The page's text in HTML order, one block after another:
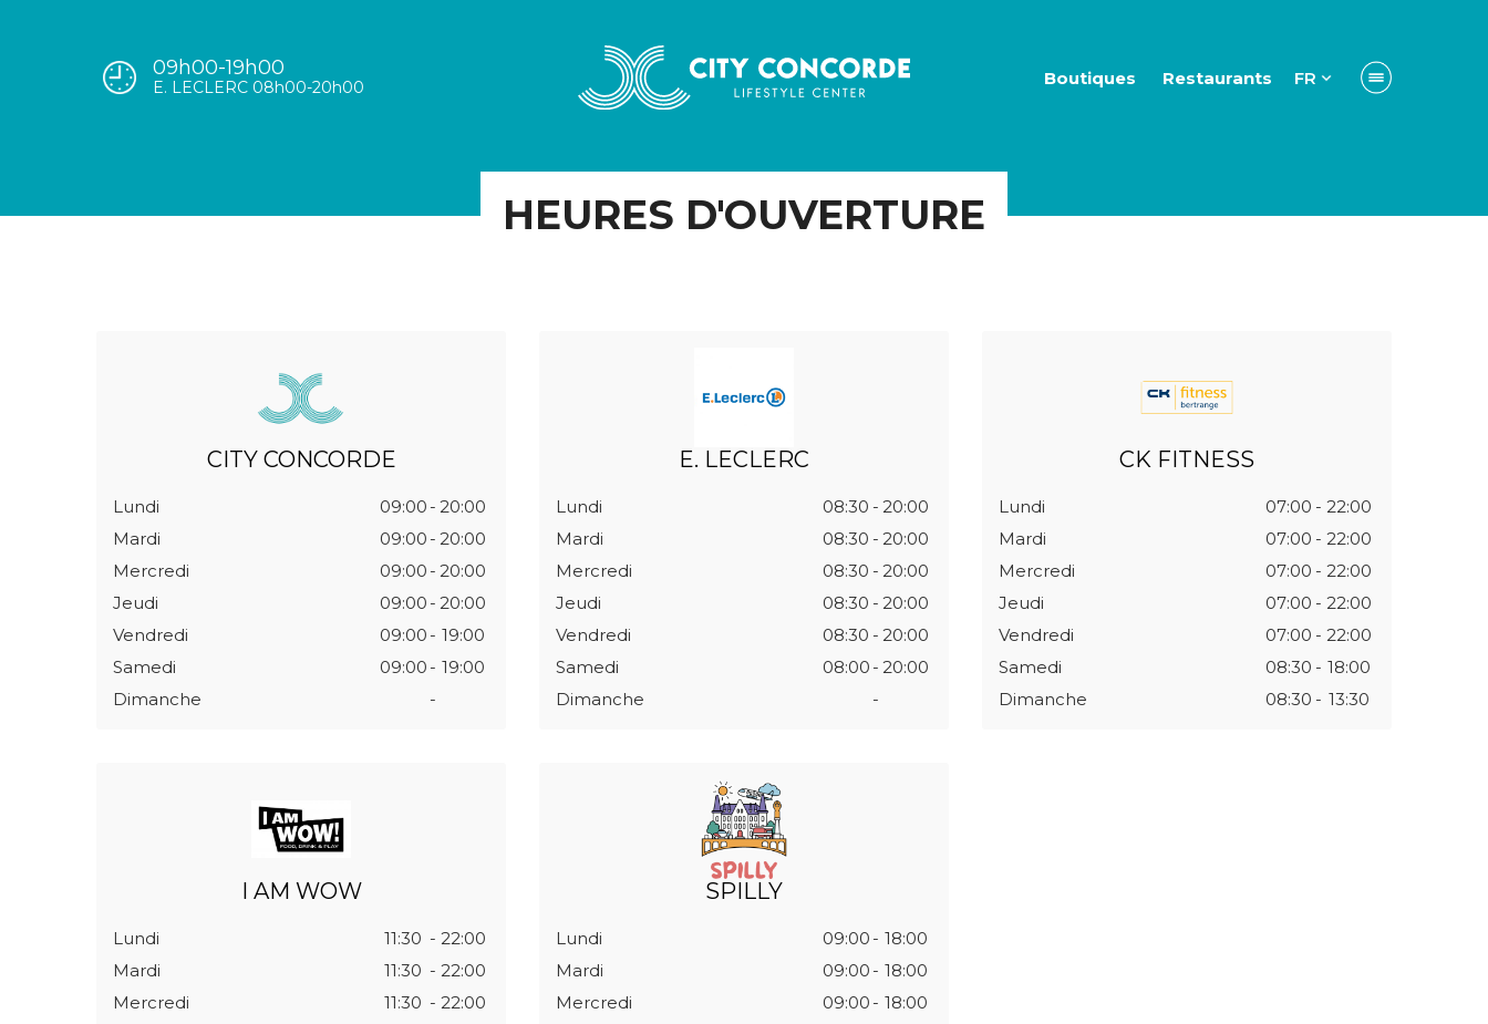
09h00-19h00
E. LECLERC 08h00-20h00 Boutiques Restaurants FR
HEURES D'OUVERTURE
CITY CONCORDE
Lundi 09:00 - 20:00
Mardi
09:00 - 20:00
Mercredi
09:00 - 20:00
Jeudi
09:00 - 20:00
Vendredi
09:00 - 19:00
Samedi
09:00 - 19:00
Dimanche
-
E. LECLERC
Lundi 08:30 - 20:00
Mardi
08:30 - 20:00
Mercredi
08:30 - 20:00
Jeudi
08:30 - 20:00
Vendredi
08:30 - 20:00
Samedi
08:00 - 20:00
Dimanche
-
CK FITNESS
Lundi 07:00 - 22:00
Mardi
07:00 - 22:00
Mercredi
07:00 - 22:00
Jeudi
07:00 - 22:00
Vendredi
07:00 - 22:00
Samedi
08:30 - 18:00
Dimanche
08:30 - 13:30
I AM WOW
Lundi 11:30 - 22:00
Mardi
11:30 - 22:00
Mercredi
11:30 - 22:00
SPILLY
Lundi 09:00 - 18:00
Mardi
09:00 - 18:00
Mercredi
09:00 - 18:00